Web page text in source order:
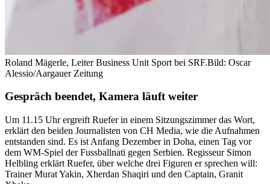
Roland Mägerle, Leiter Business Unit Sport bei SRF.Bild: Oscar
Alessio/Aargauer Zeitung
Gespräch beendet, Kamera läuft weiter
Um 11.15 Uhr ergreift Ruefer in einem Sitzungszimmer das Wort,
erklärt den beiden Journalisten von CH Media, wie die Aufnahmen
entstanden sind. Es ist Anfang Dezember in Doha, einen Tag vor
dem WM-Spiel der Fussballnati gegen Serbien. Regisseur Simon
Helbling erklärt Ruefer, über welche drei Figuren er sprechen will:
Trainer Murat Yakin, Xherdan Shaqiri und den Captain, Granit